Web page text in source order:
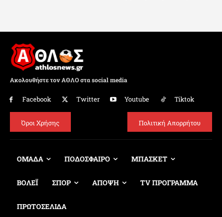
Ακολουθήστε τον ΑΘΛΟ στα social media
Facebook Twitter Youtube Tiktok
Όροι Χρήσης Πολιτική Απορρήτου
ΟΜΑΔΑ ΠΟΔΟΣΦΑΙΡΟ ΜΠΑΣΚΕΤ
ΒΟΛΕΪ ΣΠΟΡ ΑΠΟΨΗ TV ΠΡΟΓΡΑΜΜΑ
ΠΡΩΤΟΣΕΛΙΔΑ